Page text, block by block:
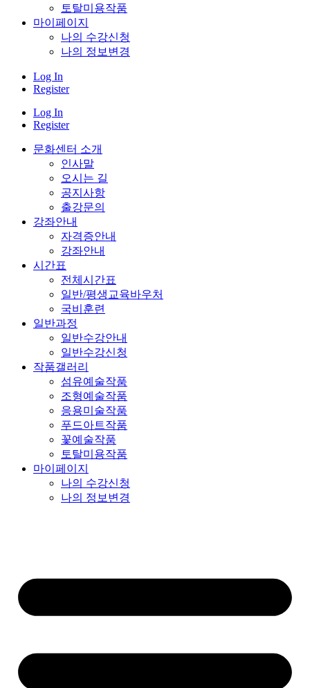
토탈미용작품
마이페이지
나의 수강신청
나의 정보변경
Log In
Register
Log In
Register
문화센터 소개
인사말
오시는 길
공지사항
출강문의
강좌안내
자격증안내
강좌안내
시간표
전체시간표
일반/평생교육바우처
국비훈련
일반과정
일반수강안내
일반수강신청
작품갤러리
섬유예술작품
조형예술작품
응용미술작품
푸드아트작품
꽃예술작품
토탈미용작품
마이페이지
나의 수강신청
나의 정보변경